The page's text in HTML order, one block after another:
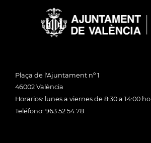
Plaça de l'Ajuntament nº 1
46002 València
Horarios: lunes a viernes de 8:30 a 14:00
Teléfono: 963 52 54 78